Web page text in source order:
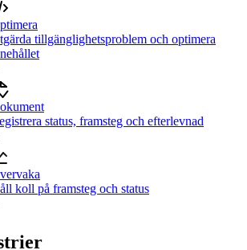
tillgänglighetsproblem och optimera
status, framsteg och efterlevnad
koll på framsteg och status